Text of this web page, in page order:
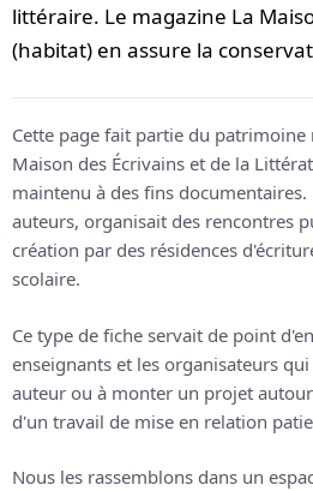
littéraire. Le magazine La
(habitat) en assure la
Cette page fait partie du
Maison des Écrivains et de la
maintenu à des fins
auteurs, organisait des rencontres
création par des résidences
scolaire.
Ce type de fiche servait de point
enseignants et les organisateurs
auteur ou à monter un projet
d'un travail de mise en relation
Nous les rassemblons dans un